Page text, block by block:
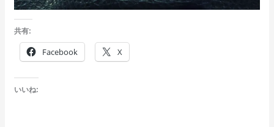
共有:
Facebook X
いいね: